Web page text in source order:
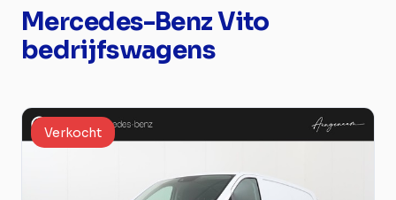
Mercedes-Benz Vito
bedrijfswagens
Verkocht